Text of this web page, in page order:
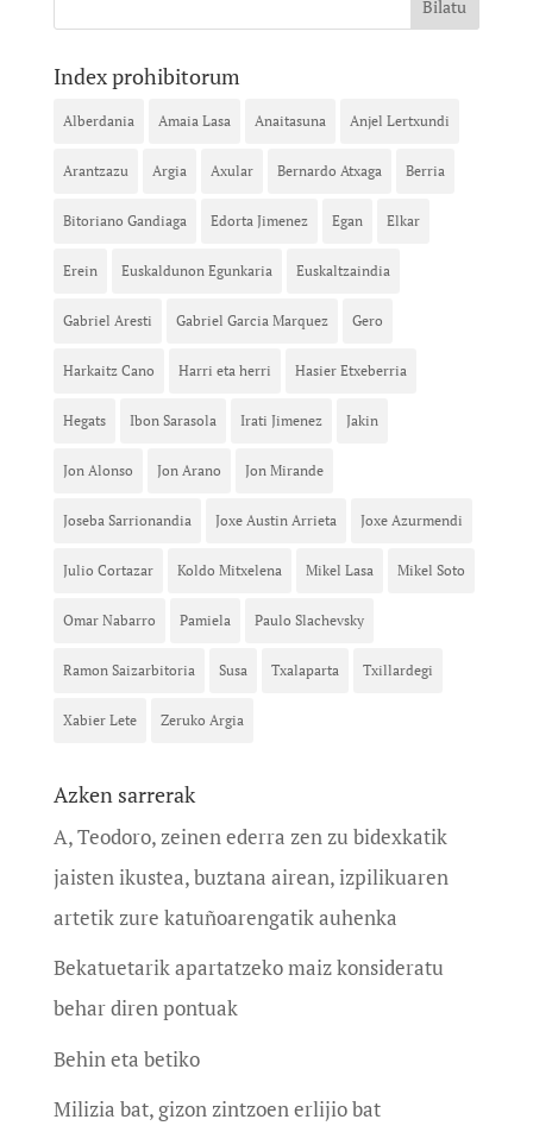
Index prohibitorum
Alberdania Amaia Lasa Anaitasuna Anjel Lertxundi
Arantzazu Argia Axular Bernardo Atxaga Berria
Bitoriano Gandiaga Edorta Jimenez Egan Elkar
Erein Euskaldunon Egunkaria Euskaltzaindia
Gabriel Aresti Gabriel Garcia Marquez Gero
Harkaitz Cano Harri eta herri Hasier Etxeberria
Hegats Ibon Sarasola Irati Jimenez Jakin
Jon Alonso Jon Arano Jon Mirande
Joseba Sarrionandia Joxe Austin Arrieta Joxe Azurmendi
Julio Cortazar Koldo Mitxelena Mikel Lasa Mikel Soto
Omar Nabarro Pamiela Paulo Slachevsky
Ramon Saizarbitoria Susa Txalaparta Txillardegi
Xabier Lete Zeruko Argia
Azken sarrerak
A, Teodoro, zeinen ederra zen zu bidexkatik
jaisten ikustea, buztana airean, izpilikuaren
artetik zure katuñoarengatik auhenka
Bekatuetarik apartatzeko maiz konsideratu
behar diren pontuak
Behin eta betiko
Milizia bat, gizon zintzoen erlijio bat